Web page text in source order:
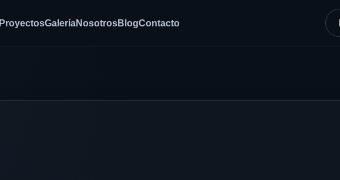
ProyectosGaleríaNosotrosBlogContacto